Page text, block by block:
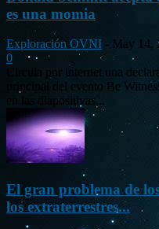
es una momia
Exploración OVNI - May 14,
0
Circula por internet una
principal del evento Be
en las diapositivas...
El gran problema de
los extraterrestres...